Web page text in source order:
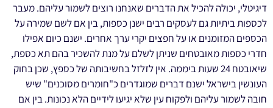
דיגיטלי, יכולה להכיל את הדברים שאנחנו רוצים לשמור עליהם. מעבר
לכספות ביתיות גם לעסקים רבים ישנן כספות, בין אם לשם שמירה על
הכספים המזומנים או על חפצים יקרי ערך אחרים. ישנם כיום אפילו
חדרי כספות מאובטחים שניתן לשלם על מנת להשכיר בהם תא כספת,
שיאובטח 24 שעות ביממה. אין לזלזל בחשיבותה של כספץ, שכן בחוק
העונשין בישראל ישנם דברים שמוגדרים כ"חומרים מסוכנים" שיש
חובה לשמור עליהם ולפקוח עין שלא יגיעו לידיים הלא נכונות. בין אם